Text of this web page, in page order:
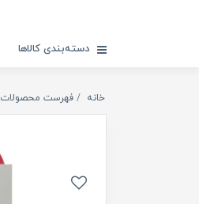
دسته‌بندی کالاها
خانه فهرست محصولات